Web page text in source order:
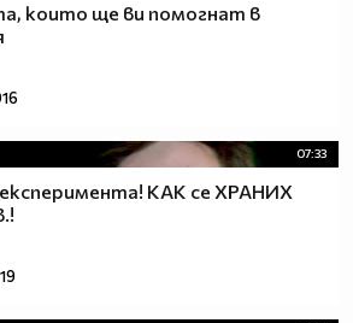
които ще ви помогнат в
07:33
КАК се ХРАНИХ